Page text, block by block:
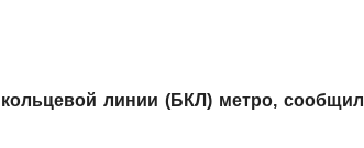
линии (БКЛ) метро, сообщил